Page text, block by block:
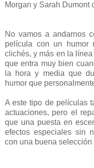
Morgan y Sarah Dumont
No vamos a andarnos
película con un humor
clichés, y más en la
que entra muy bien
la hora y media que
humor que
A este tipo de películas
actuaciones, pero el
que una puesta en
efectos especiales sin
con una buena